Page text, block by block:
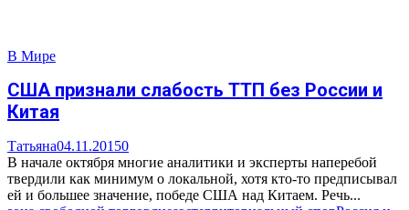
В Мире
США признали слабость ТТП без России и
Китая
Татьяна04.11.20150
В начале октября многие аналитики и эксперты наперебой
твердили как минимум о локальной, хотя кто-то предписывал
ей и большее значение, победе США над Китаем. Речь...